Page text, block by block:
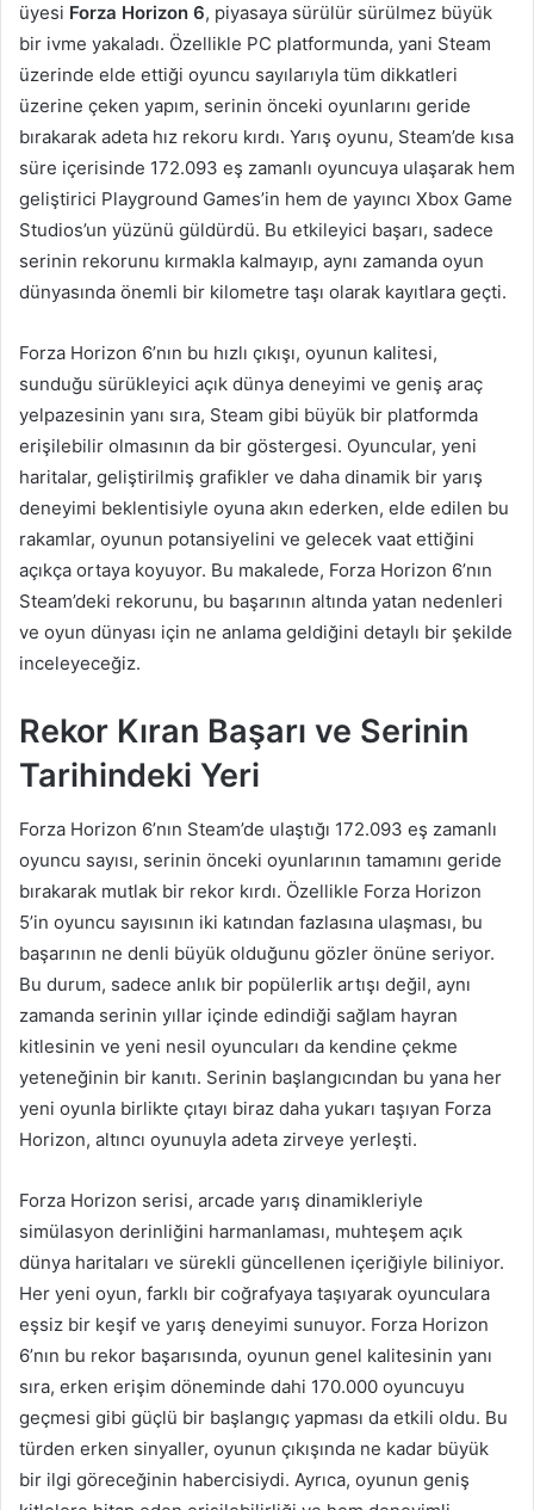
üyesi Forza Horizon 6, piyasaya sürülür sürülmez büyük
bir ivme yakaladı. Özellikle PC platformunda, yani Steam
üzerinde elde ettiği oyuncu sayılarıyla tüm dikkatleri
üzerine çeken yapım, serinin önceki oyunlarını geride
bırakarak adeta hız rekoru kırdı. Yarış oyunu, Steam’de kısa
süre içerisinde 172.093 eş zamanlı oyuncuya ulaşarak hem
geliştirici Playground Games’in hem de yayıncı Xbox Game
Studios’un yüzünü güldürdü. Bu etkileyici başarı, sadece
serinin rekorunu kırmakla kalmayıp, aynı zamanda oyun
dünyasında önemli bir kilometre taşı olarak kayıtlara geçti.
Forza Horizon 6’nın bu hızlı çıkışı, oyunun kalitesi,
sunduğu sürükleyici açık dünya deneyimi ve geniş araç
yelpazesinin yanı sıra, Steam gibi büyük bir platformda
erişilebilir olmasının da bir göstergesi. Oyuncular, yeni
haritalar, geliştirilmiş grafikler ve daha dinamik bir yarış
deneyimi beklentisiyle oyuna akın ederken, elde edilen bu
rakamlar, oyunun potansiyelini ve gelecek vaat ettiğini
açıkça ortaya koyuyor. Bu makalede, Forza Horizon 6’nın
Steam’deki rekorunu, bu başarının altında yatan nedenleri
ve oyun dünyası için ne anlama geldiğini detaylı bir şekilde
inceleyeceğiz.
Rekor Kıran Başarı ve Serinin
Tarihindeki Yeri
Forza Horizon 6’nın Steam’de ulaştığı 172.093 eş zamanlı
oyuncu sayısı, serinin önceki oyunlarının tamamını geride
bırakarak mutlak bir rekor kırdı. Özellikle Forza Horizon
5’in oyuncu sayısının iki katından fazlasına ulaşması, bu
başarının ne denli büyük olduğunu gözler önüne seriyor.
Bu durum, sadece anlık bir popülerlik artışı değil, aynı
zamanda serinin yıllar içinde edindiği sağlam hayran
kitlesinin ve yeni nesil oyuncuları da kendine çekme
yeteneğinin bir kanıtı. Serinin başlangıcından bu yana her
yeni oyunla birlikte çıtayı biraz daha yukarı taşıyan Forza
Horizon, altıncı oyunuyla adeta zirveye yerleşti.
Forza Horizon serisi, arcade yarış dinamikleriyle
simülasyon derinliğini harmanlaması, muhteşem açık
dünya haritaları ve sürekli güncellenen içeriğiyle biliniyor.
Her yeni oyun, farklı bir coğrafyaya taşıyarak oyunculara
eşsiz bir keşif ve yarış deneyimi sunuyor. Forza Horizon
6’nın bu rekor başarısında, oyunun genel kalitesinin yanı
sıra, erken erişim döneminde dahi 170.000 oyuncuyu
geçmesi gibi güçlü bir başlangıç yapması da etkili oldu. Bu
türden erken sinyaller, oyunun çıkışında ne kadar büyük
bir ilgi göreceğinin habercisiydi. Ayrıca, oyunun geniş